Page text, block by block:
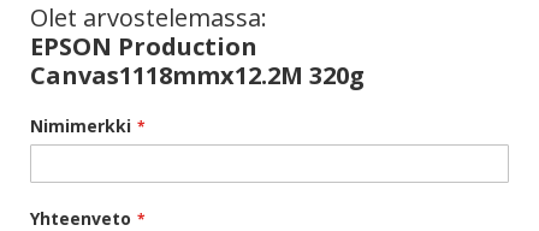
Olet arvostelemassa:
EPSON Production
Canvas1118mmx12.2M 320g
Nimimerkki
Yhteenveto